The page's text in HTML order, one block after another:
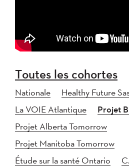
Toutes les cohortes
Nationale
Healthy Future
La VOIE Atlantique
Projet
Projet Alberta Tomorrow
Projet Manitoba Tomorrow
Étude sur la santé Ontario